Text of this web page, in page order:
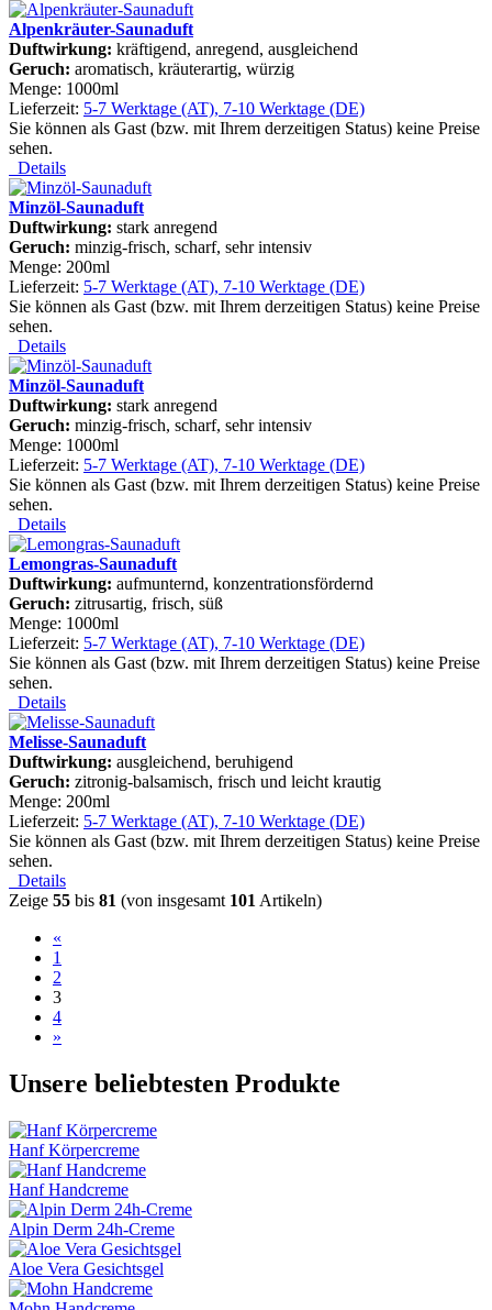
Alpenkräuter-Saunaduft
Duftwirkung: kräftigend, anregend, ausgleichend
Geruch: aromatisch, kräuterartig, würzig
Menge: 1000ml
Lieferzeit: 5-7 Werktage (AT), 7-10 Werktage (DE)
Sie können als Gast (bzw. mit Ihrem derzeitigen Status) keine Preise
sehen.
Details
Minzöl-Saunaduft
Duftwirkung: stark anregend
Geruch: minzig-frisch, scharf, sehr intensiv
Menge: 200ml
Lieferzeit: 5-7 Werktage (AT), 7-10 Werktage (DE)
Sie können als Gast (bzw. mit Ihrem derzeitigen Status) keine Preise
sehen.
Details
Minzöl-Saunaduft
Duftwirkung: stark anregend
Geruch: minzig-frisch, scharf, sehr intensiv
Menge: 1000ml
Lieferzeit: 5-7 Werktage (AT), 7-10 Werktage (DE)
Sie können als Gast (bzw. mit Ihrem derzeitigen Status) keine Preise
sehen.
Details
Lemongras-Saunaduft
Duftwirkung: aufmunternd, konzentrationsfördernd
Geruch: zitrusartig, frisch, süß
Menge: 1000ml
Lieferzeit: 5-7 Werktage (AT), 7-10 Werktage (DE)
Sie können als Gast (bzw. mit Ihrem derzeitigen Status) keine Preise
sehen.
Details
Melisse-Saunaduft
Duftwirkung: ausgleichend, beruhigend
Geruch: zitronig-balsamisch, frisch und leicht krautig
Menge: 200ml
Lieferzeit: 5-7 Werktage (AT), 7-10 Werktage (DE)
Sie können als Gast (bzw. mit Ihrem derzeitigen Status) keine Preise
sehen.
Details
Zeige 55 bis 81 (von insgesamt 101 Artikeln)
«
1
2
3
4
»
Unsere beliebtesten Produkte
Hanf Körpercreme
Hanf Handcreme
Alpin Derm 24h-Creme
Aloe Vera Gesichtsgel